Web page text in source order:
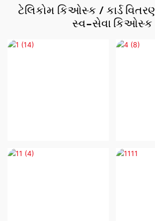
ટેલિકોમ કિઓસ્ક / કાર્ડ
સ્વ-સેવા કિઓસ્ક